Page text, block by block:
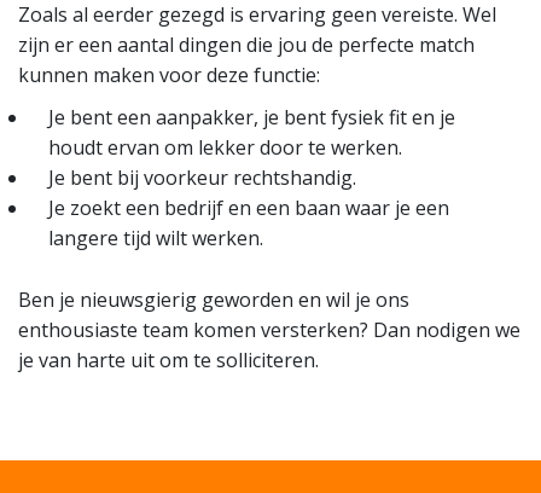
Werklocatie:
Fysiek
Zoals al eerder gezegd is ervaring geen vereiste. Wel
zijn er een aantal dingen die jou de perfecte match
kunnen maken voor deze functie:
Je bent een aanpakker, je bent fysiek fit en je
houdt ervan om lekker door te werken.
Je bent bij voorkeur rechtshandig.
Je zoekt een bedrijf en een baan waar je een
langere tijd wilt werken.
Ben je nieuwsgierig geworden en wil je ons
enthousiaste team komen versterken? Dan nodigen we
je van harte uit om te solliciteren.